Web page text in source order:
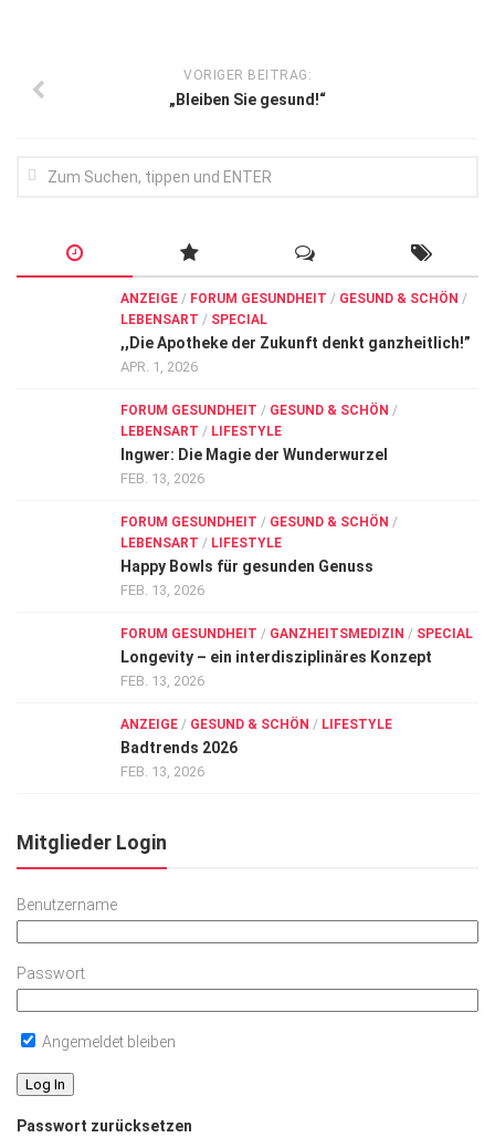
VORIGER BEITRAG:
„Bleiben Sie gesund!“
ANZEIGE / FORUM GESUNDHEIT / GESUND & SCHÖN /
LEBENSART / SPECIAL
,,Die Apotheke der Zukunft denkt ganzheitlich!”
APR. 1, 2026
FORUM GESUNDHEIT / GESUND & SCHÖN /
LEBENSART / LIFESTYLE
Ingwer: Die Magie der Wunderwurzel
FEB. 13, 2026
FORUM GESUNDHEIT / GESUND & SCHÖN /
LEBENSART / LIFESTYLE
Happy Bowls für gesunden Genuss
FEB. 13, 2026
FORUM GESUNDHEIT / GANZHEITSMEDIZIN / SPECIAL
Longevity – ein interdisziplinäres Konzept
FEB. 13, 2026
ANZEIGE / GESUND & SCHÖN / LIFESTYLE
Badtrends 2026
FEB. 13, 2026
Mitglieder Login
Benutzername
Passwort
Angemeldet bleiben
Passwort zurücksetzen